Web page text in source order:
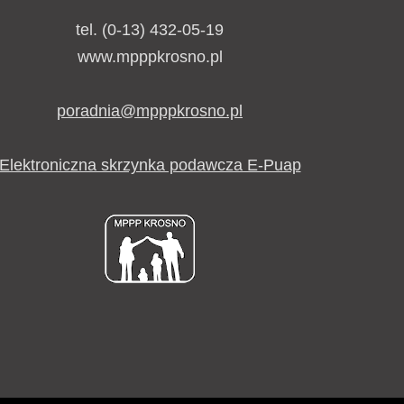
tel. (0-13) 432-05-19
www.mpppkrosno.pl
poradnia@mpppkrosno.pl
skrzynka podawcza E-Puap